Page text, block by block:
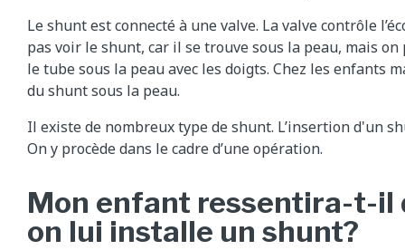
Le shunt est connecté à une valve. La valve contrôle
pas voir le shunt, car il se trouve sous la peau, mais
le tube sous la peau avec les doigts. Chez les enfants
du shunt sous la peau.
Il existe de nombreux type de shunt. L’insertion d'un
On y procède dans le cadre d’une opération.
Mon enfant ressentira-t-il
on lui installe un shunt?